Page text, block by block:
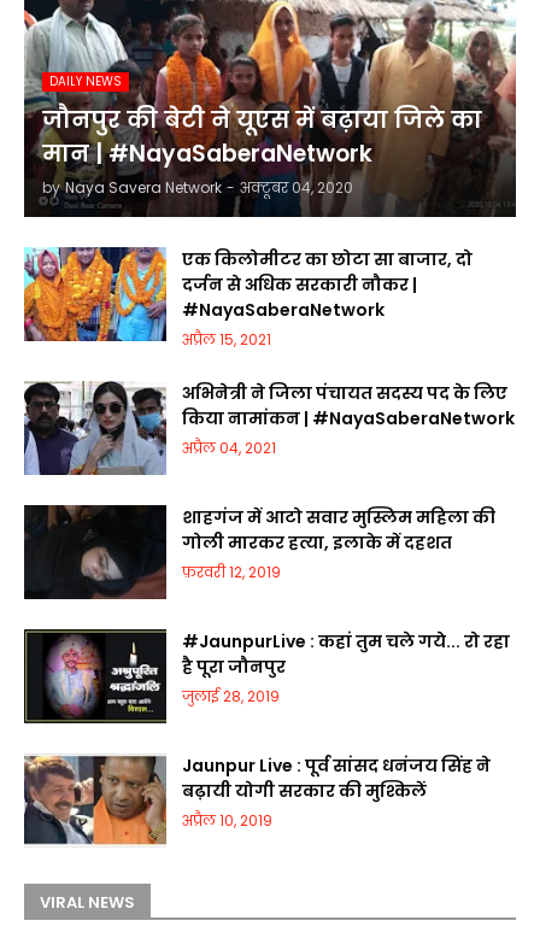
DAILY NEWS
जौनपुर की बेटी ने यूएस में बढ़ाया जिले का
मान | #NayaSaberaNetwork
by Naya Savera Network - अक्टूबर 04, 2020
एक किलोमीटर का छोटा सा बाजार, दो
दर्जन से अधिक सरकारी नौकर |
#NayaSaberaNetwork
अप्रैल 15, 2021
अभिनेत्री ने जिला पंचायत सदस्य पद के लिए
किया नामांकन | #NayaSaberaNetwork
अप्रैल 04, 2021
शाहगंज में आटो सवार मुस्लिम महिला की
गोली मारकर हत्या, इलाके में दहशत
फ़रवरी 12, 2019
#JaunpurLive : कहां तुम चले गये... रो रहा
है पूरा जौनपुर
जुलाई 28, 2019
Jaunpur Live : पूर्व सांसद धनंजय सिंह ने
बढ़ायी योगी सरकार की मुश्किलें
अप्रैल 10, 2019
VIRAL NEWS